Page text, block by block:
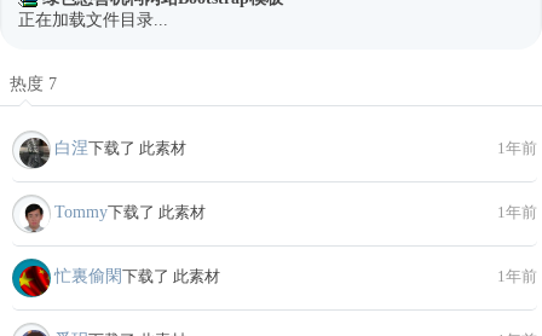
正在加载文件目录...
热度 7
白涅下载了 此素材 1年前
Tommy下载了 此素材 1年前
忙裏偷閑下载了 此素材 1年前